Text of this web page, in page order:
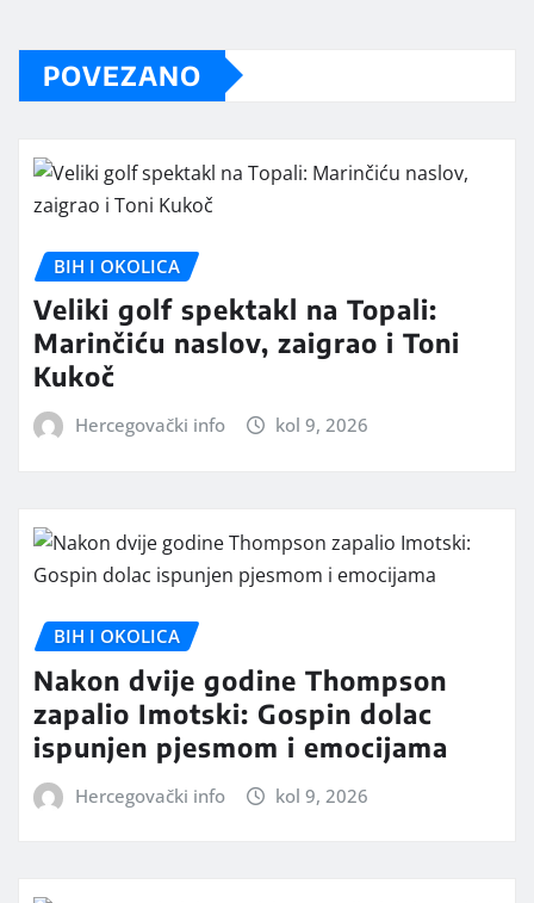
POVEZANO
BIH I OKOLICA
Veliki golf spektakl na Topali:
Marinčiću naslov, zaigrao i Toni
Kukoč
Hercegovački info kol 9, 2026
BIH I OKOLICA
Nakon dvije godine Thompson
zapalio Imotski: Gospin dolac
ispunjen pjesmom i emocijama
Hercegovački info kol 9, 2026